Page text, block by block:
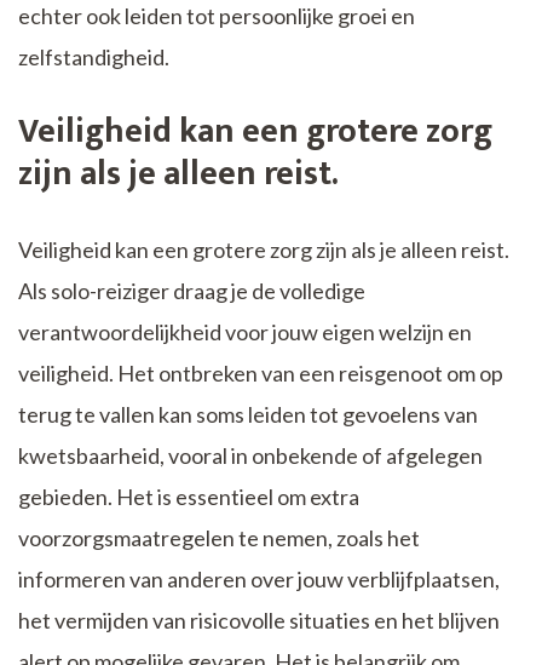
echter ook leiden tot persoonlijke groei en
zelfstandigheid.
Veiligheid kan een grotere zorg
zijn als je alleen reist.
Veiligheid kan een grotere zorg zijn als je alleen reist.
Als solo-reiziger draag je de volledige
verantwoordelijkheid voor jouw eigen welzijn en
veiligheid. Het ontbreken van een reisgenoot om op
terug te vallen kan soms leiden tot gevoelens van
kwetsbaarheid, vooral in onbekende of afgelegen
gebieden. Het is essentieel om extra
voorzorgsmaatregelen te nemen, zoals het
informeren van anderen over jouw verblijfplaatsen,
het vermijden van risicovolle situaties en het blijven